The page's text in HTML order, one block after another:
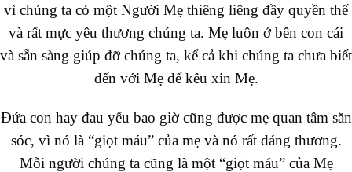
vì chúng ta có một Người Mẹ thiêng liêng đầy quyền thế
và rất mực yêu thương chúng ta. Mẹ luôn ở bên con cái
và sẵn sàng giúp đỡ chúng ta, kể cả khi chúng ta chưa biết
đến với Mẹ để kêu xin Mẹ.
Đứa con hay đau yếu bao giờ cũng được mẹ quan tâm săn
sóc, vì nó là “giọt máu” của mẹ và nó rất đáng thương.
Mỗi người chúng ta cũng là một “giọt máu” của Mẹ